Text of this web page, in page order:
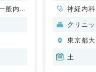
般内
神経内
科、老
クリニ
東京都
土